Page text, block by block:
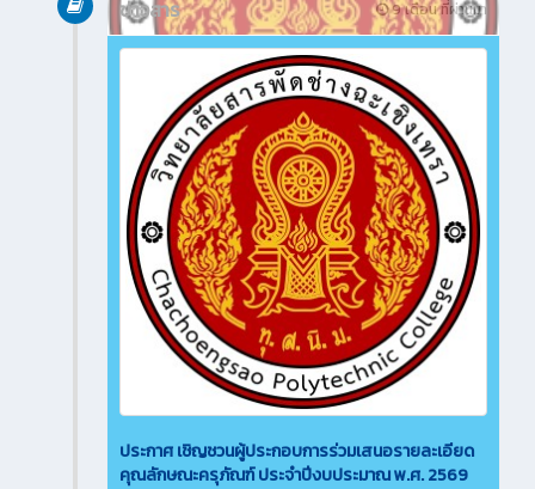
9 เดือน ที่ผ่านมา
ข่าวสาร
ประกาศ เชิญชวนผู้ประกอบการร่วมเสนอรายละเอียด
คุณลักษณะครุภัณฑ์ ประจำปีงบประมาณ พ.ศ. 2569